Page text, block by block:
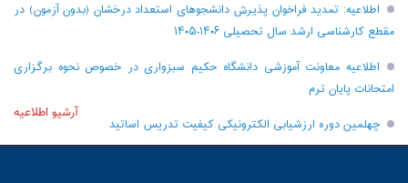
اطلاعیه: تمدید فراخوان پذیرش دانشجو‌های استعداد درخشان (بدون آزمون) در
مقطع کارشناسی ارشد سال تحصیلی ۱۴۰۶-۱۴۰۵
اطلاعیه معاونت آموزشی دانشگاه حکیم سبزواری در خصوص نحوه برگزاری
امتحانات پایان ترم
چهلمین دوره ارزشیابی الکترونیکی کیفیت تدریس اساتید
آرشیو اطلاعیه